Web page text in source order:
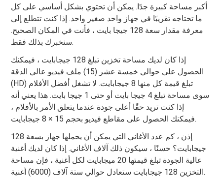
أكبر مساحة كبيرة جدًا. يمكن أن تحتوي بشكل أساسي على كل
ما تحتاجه تقريبًا في جهاز واحد صغير واحد. إذا كنت تتطلع إلى
معرفة مقدار سعة 128 جيجا بايت ، فأنت في المكان الصحيح.
سنخبرك بذلك فقط.
إذا كان لديك مساحة تخزين تبلغ 128 جيجابايت ، فيمكنك
الحصول على حوالي خمسة عشر (15) ملف فيديو عالي الدقة
(HD) تبلغ قيمة كل منها 8 جيجابايت. لا تشغل أفضل الأفلام
سوى مساحة تبلغ 4 جيجا بايت أو حتى 1 جيجا بايت. هذا يعني أنه
إذا كنت تريد حقًا أعلى جودة عندما يتعلق الأمر بالأفلام ،
فيمكنك الحصول على مقاطع فيديو بحجم 15 × 8 جيجابايت.
إذن ، كم عدد الأغاني التي يمكن أن يحملها جهاز بسعة 128
جيجابايت؟ حسنًا ، سيكون ذلك آلاف الأغاني. إذا كان لديك أغنية
عالية الجودة تبلغ قيمتها 20 ميجابايت لكل أغنية ، فإن مساحة
التخزين 128 جيجابايت ستعادل حوالي ستة آلاف (6000) أغنية.